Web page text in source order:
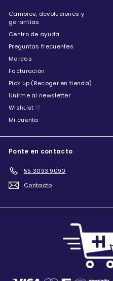
Cambios, devoluciones y
garantías
Centro de ayuda
Preguntas frecuentes
Marcas
Facturación
Pick up (Recoger en tienda)
Unirme al newsletter
WishList ♡
Mi cuenta
Ponte en contacto
55 3093 9090
Contacto